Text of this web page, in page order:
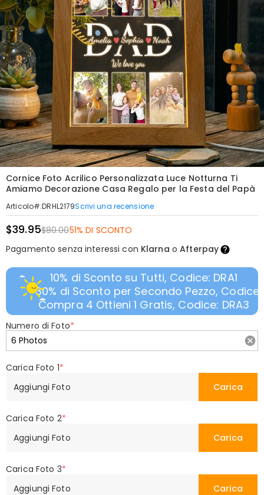
Cornice Foto Acrilico Personalizzata Luce Notturna Ti
Amiamo Decorazione Casa Regalo per la Festa del Papà
Articolo#:DRHL2179Scrivi una recensione
$39.95$80.0051% DI SCONTO
Pagamento senza interessi con Klarna oAfterpay
10% di Sconto su Tutti, Codice: DRA1
30% di Sconto per Secondo Pezzo, Codice:
Compra 4 Ottieni 1 Gratis, Codice: DRA3
Numero di Foto*
Carica Foto 1*
Aggiungi Foto
Carica
Carica Foto 2*
Aggiungi Foto
Carica
Carica Foto 3*
Aggiungi Foto
Carica